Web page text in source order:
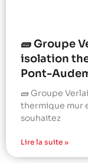
🧱 Groupe
isolation
Pont-
🧱 Groupe
thermique mur
souhaitez
Lire la suite »